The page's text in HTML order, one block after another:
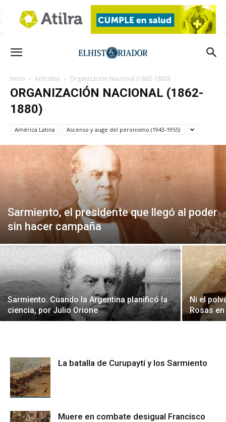
Inicio Artículos Organización Nacional (1862-1880)
ORGANIZACIÓN NACIONAL (1862-
1880)
América Latina Ascenso y auge del peronismo (1943-1955)
Sarmiento, el presidente que llegó al poder
sin hacer campaña
Sarmiento. Cuando la Argentina planificó la
ciencia, por Julio Orione
Ni el
Rosas
La batalla de Curupaytí y los Sarmiento
Muere en combate desigual Francisco